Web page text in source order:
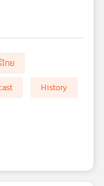
ทย
History